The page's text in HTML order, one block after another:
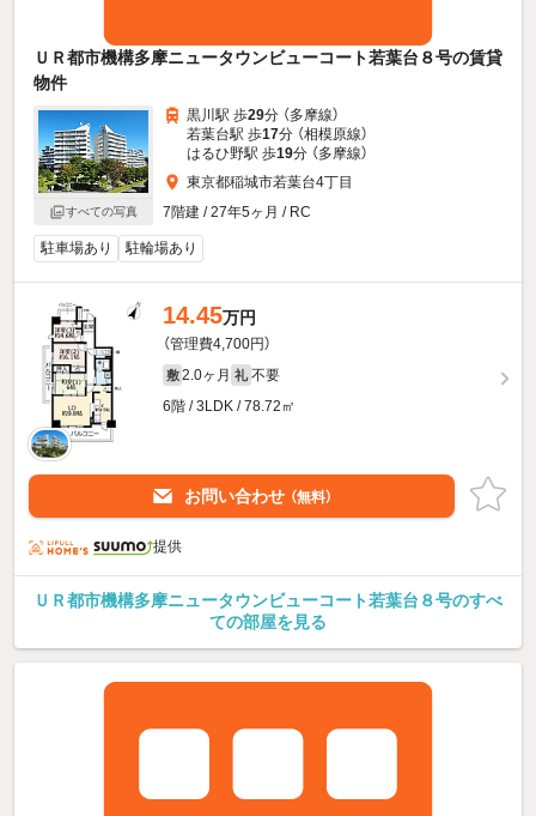
ＵＲ都市機構多摩ニュータウンビューコート若葉台８号の賃貸
物件
すべての写真
黒川駅 歩29分 （多摩線）
若葉台駅 歩17分 （相模原線）
はるひ野駅 歩19分 （多摩線）
東京都稲城市若葉台4丁目
7階建 / 27年5ヶ月 / RC
駐車場あり 駐輪場あり
14.45万円
（管理費4,700円）
敷 2.0ヶ月 礼 不要
6階 / 3LDK / 78.72㎡
お問い合わせ （無料）
提供
ＵＲ都市機構多摩ニュータウンビューコート若葉台８号のすべ
ての部屋を見る